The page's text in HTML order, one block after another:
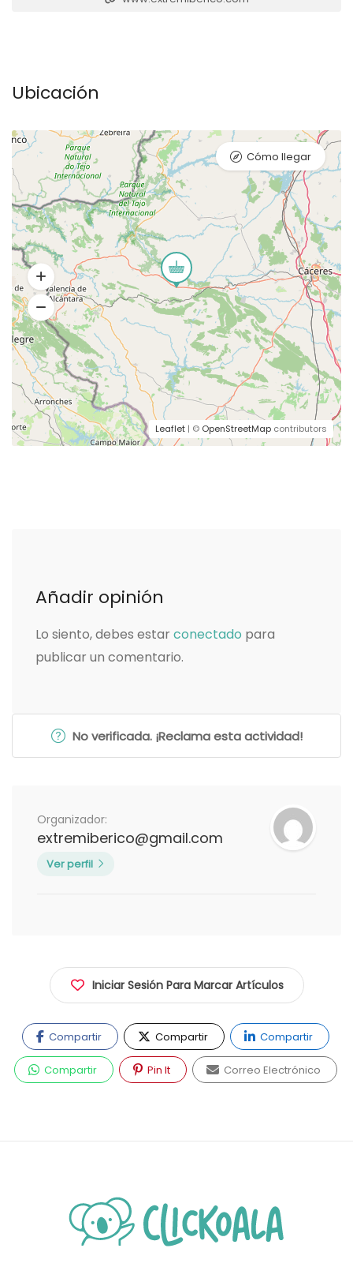
Ubicación
Leaflet | © OpenStreetMap contributors
Cómo llegar
Añadir opinión
Lo siento, debes estar conectado para
publicar un comentario.
No verificada. ¡Reclama esta actividad!
Organizador:
extremiberico@gmail.com
Ver perfil
Iniciar Sesión Para Marcar Artículos
Compartir Compartir Compartir
Compartir Pin It Correo Electrónico